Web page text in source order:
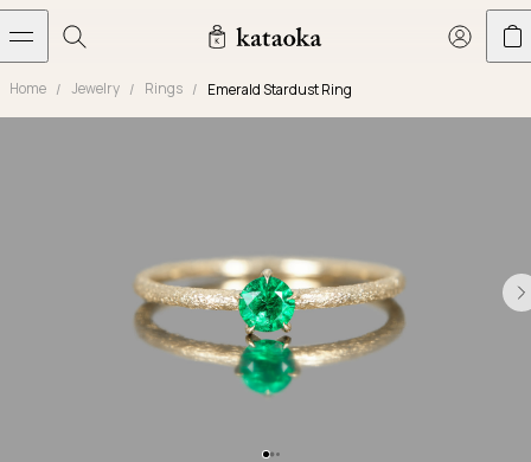
メインコンテンツへスキップ
The world of kataoka
Marriage Rings
Less is More
Snowflake
Our Houses of Artistry
Yoshinobu's Diary
Book an Appointment
Home Jewelry Rings Emerald Stardust Ring